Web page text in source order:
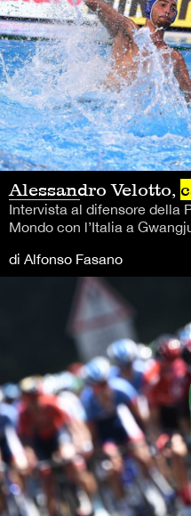
Alessandro Velotto,
Intervista al difensore della
Mondo con l’Italia a
di Alfonso Fasano